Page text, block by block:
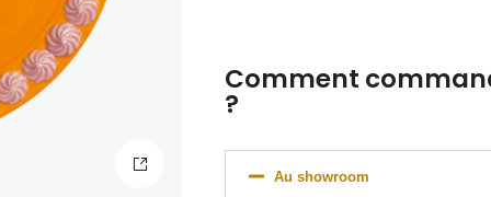
Comment
?
Au showroom